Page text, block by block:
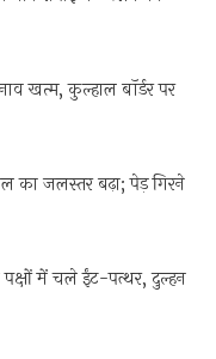
खत्म, कुल्हाल बॉर्डर पर
का जलस्तर बढ़ा; पेड़ गिरने
में चले ईंट-पत्थर, दुल्हन